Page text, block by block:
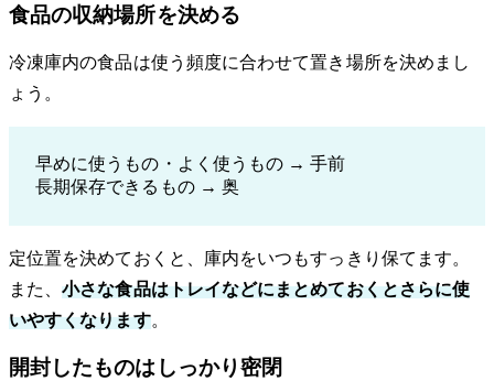
食品の収納場所を決める
冷凍庫内の食品は使う頻度に合わせて置き場所を決めまし
ょう。
早めに使うもの・よく使うもの → 手前
長期保存できるもの → 奥
定位置を決めておくと、庫内をいつもすっきり保てます。
また、小さな食品はトレイなどにまとめておくとさらに使
いやすくなります。
開封したものはしっかり密閉